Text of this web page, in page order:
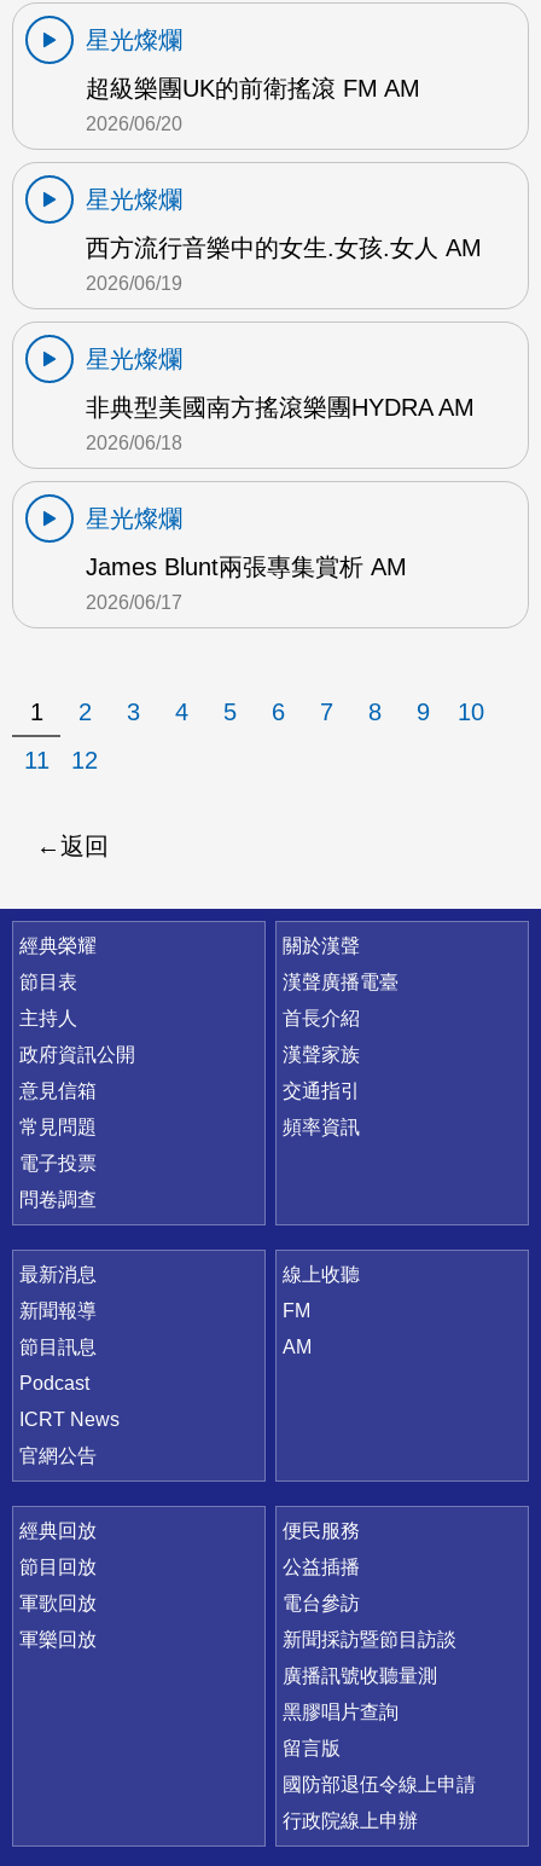
星光燦爛
超級樂團UK的前衛搖滾 FM AM
2026/06/20
星光燦爛
西方流行音樂中的女生.女孩.女人 AM
2026/06/19
星光燦爛
非典型美國南方搖滾樂團HYDRA AM
2026/06/18
星光燦爛
James Blunt兩張專集賞析 AM
2026/06/17
1 2 3 4 5 6 7 8 9
10
11
12
返回
快速連結
經典榮耀
節目表
主持人
政府資訊公開
意見信箱
常見問題
電子投票
問卷調查
關於漢聲
漢聲廣播電臺
首長介紹
漢聲家族
交通指引
頻率資訊
最新消息
新聞報導
節目訊息
Podcast
ICRT News
官網公告
線上收聽
FM
AM
經典回放
節目回放
軍歌回放
軍樂回放
便民服務
公益插播
電台參訪
新聞採訪暨節目訪談
廣播訊號收聽量測
黑膠唱片查詢
留言版
國防部退伍令線上申請
行政院線上申辦